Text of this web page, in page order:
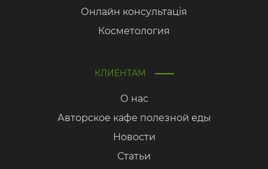
Онлайн консультація
Косметология
КЛИЕНТАМ
О нас
Авторское кафе полезной еды
Новости
Статьи